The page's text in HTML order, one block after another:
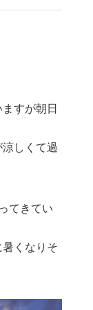
すが朝日
しくて過
てきてい
くなりそ